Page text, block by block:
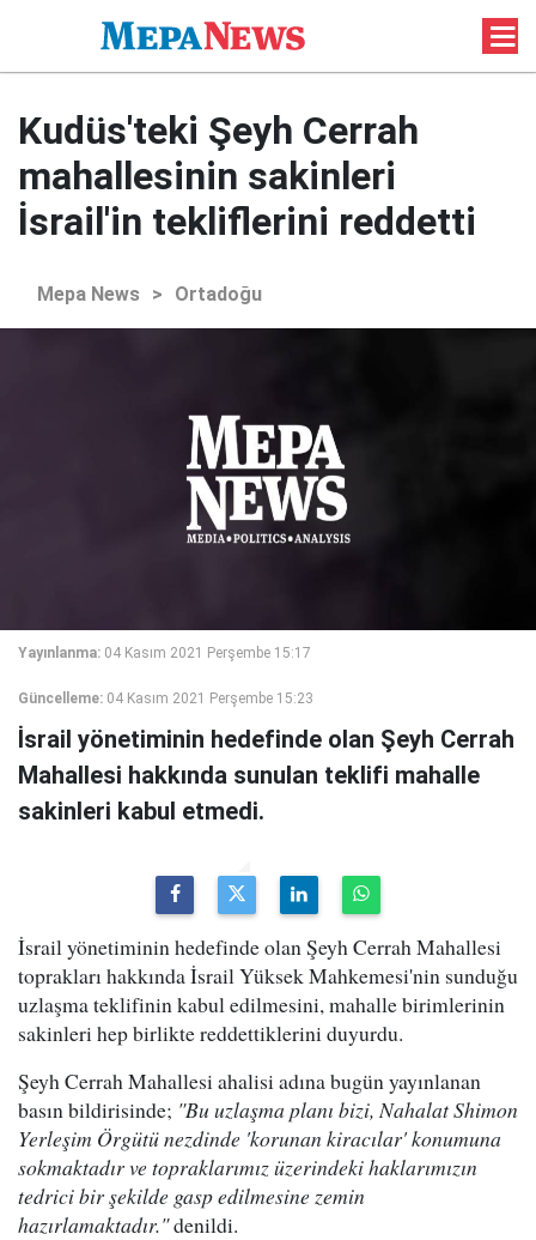
Kudüs'teki Şeyh Cerrah
mahallesinin sakinleri
İsrail'in tekliflerini reddetti
Mepa News > Ortadoğu
Yayınlanma: 04 Kasım 2021 Perşembe 15:17
Güncelleme: 04 Kasım 2021 Perşembe 15:23
İsrail yönetiminin hedefinde olan Şeyh Cerrah
Mahallesi hakkında sunulan teklifi mahalle
sakinleri kabul etmedi.
İsrail yönetiminin hedefinde olan Şeyh Cerrah Mahallesi
toprakları hakkında İsrail Yüksek Mahkemesi'nin sunduğu
uzlaşma teklifinin kabul edilmesini, mahalle birimlerinin
sakinleri hep birlikte reddettiklerini duyurdu.
Şeyh Cerrah Mahallesi ahalisi adına bugün yayınlanan
basın bildirisinde; "Bu uzlaşma planı bizi, Nahalat Shimon
Yerleşim Örgütü nezdinde 'korunan kiracılar' konumuna
sokmaktadır ve topraklarımız üzerindeki haklarımızın
tedrici bir şekilde gasp edilmesine zemin
hazırlamaktadır."denildi.